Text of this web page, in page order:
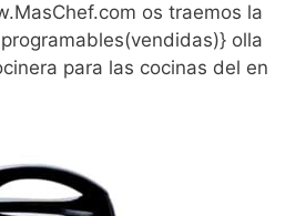
os traemos la
olla
para las cocinas del en